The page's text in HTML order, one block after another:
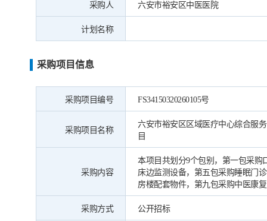
采购人 六安市裕安区中医医院
计划名称
采购项目信息
采购项目编号 FS34150320260105号
采购项目名称
六安市裕安区区域医疗中心综合服
目
采购内容
本项目共划分9个包别，第一包采购
床边监测设备，第五包采购睡眠门
房楼配套物件，第九包采购中医康
采购方式 公开招标